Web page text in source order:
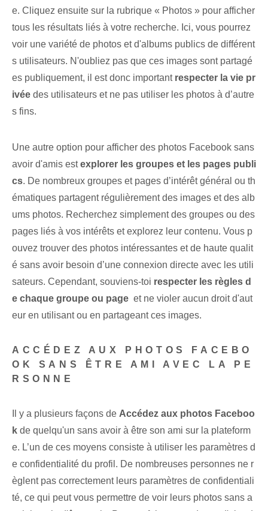
e. Cliquez ensuite sur la rubrique « Photos » pour afficher
tous les résultats liés à votre recherche. Ici, vous pourrez
voir une variété de photos et d'albums publics de différent
s utilisateurs. N'oubliez pas que ces images sont partagé
es publiquement, il est donc important respecter la vie pr
ivée des utilisateurs et ne pas utiliser les photos à d’autre
s fins.
Une autre option pour afficher des photos Facebook sans
avoir d'amis estexplorer les groupes et les pages publi
cs. De nombreux groupes et pages d’intérêt général ou th
ématiques partagent régulièrement des images et des alb
ums photos. Recherchez simplement des groupes ou des
pages liés à vos intérêts et explorez leur contenu. Vous p
ouvez trouver des photos intéressantes et de haute qualit
é sans avoir besoin d’une connexion directe avec les utili
sateurs. ‌Cependant, souviens-toi⁣ respecter les règles d
e chaque groupe ou page ⁣ et ne violer aucun droit d'aut
eur en utilisant ou en partageant ces ‌images.
ACCÉDEZ AUX PHOTOS FACEBO
OK SANS ÊTRE AMI AVEC LA PE
RSONNE
Il y a plusieurs façons de Accédez aux photos Faceboo
k de quelqu'un sans avoir à être son ami sur la plateform
e. L’un de ces moyens consiste à utiliser les paramètres d
e confidentialité du profil. De nombreuses personnes ne r
èglent pas correctement leurs paramètres de confidentiali
té, ce qui peut vous permettre de voir leurs photos sans a